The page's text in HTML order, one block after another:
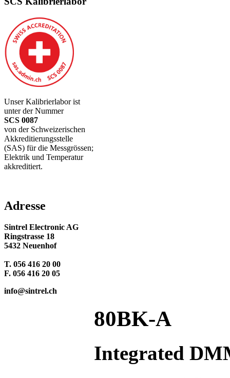
Unser Kalibrierlabor ist
unter der Nummer
SCS 0087
von der Schweizerischen
Akkreditierungsstelle
(SAS) für die Messgrössen;
Elektrik und Temperatur
akkreditiert.
Adresse
Sintrel Electronic AG
Ringstrasse 18
5432 Neuenhof
T. 056 416 20 00
F. 056 416 20 05
info@sintrel.ch
80BK-A
Integrated